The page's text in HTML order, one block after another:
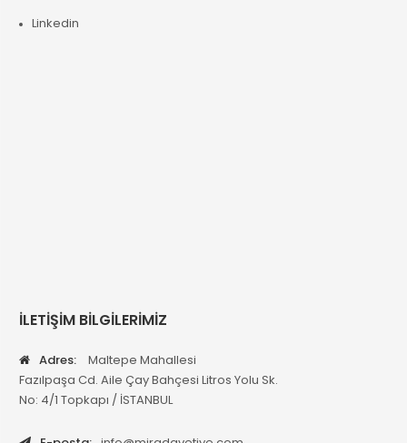
Linkedin
İLETİŞİM BİLGİLERİMİZ
Adres:
Maltepe Mahallesi
Fazılpaşa Cd. Aile Çay Bahçesi Litros Yolu Sk.
No: 4/1 Topkapı / İSTANBUL